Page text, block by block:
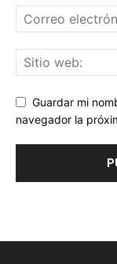
Guardar mi
navegador la